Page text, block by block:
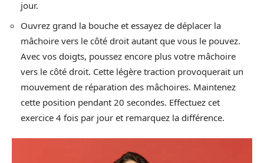
jour.
Ouvrez grand la bouche et essayez de déplacer la
mâchoire vers le côté droit autant que vous le pouvez.
Avec vos doigts, poussez encore plus votre mâchoire
vers le côté droit. Cette légère traction provoquerait un
mouvement de réparation des mâchoires. Maintenez
cette position pendant 20 secondes. Effectuez cet
exercice 4 fois par jour et remarquez la différence.